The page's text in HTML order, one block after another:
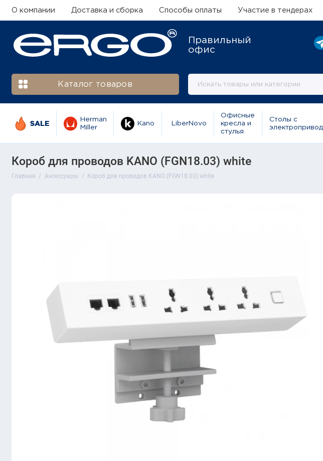
О компании Доставка и сборка Способы оплаты Участие в тендерах
Правильный
офис
Каталог товаров
SALE
Herman
Miller
Kano LiberNovo
Офисные
кресла и
стулья
Столы с
Короб для проводов KANO (FGN18.03) white
Главная Аксессуары Короб для проводов KANO (FGN18.03) white